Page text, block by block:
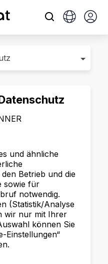
und ähnliche
Betrieb und die
sowie für
notwendig.
(Statistik/Analyse
wir nur mit Ihrer
können Sie
Einstellungen“